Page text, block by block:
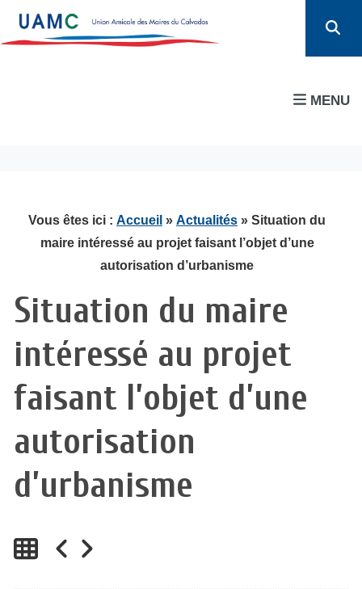
MENU
Vous êtes ici : Accueil » Actualités » Situation du
maire intéressé au projet faisant l’objet d’une
autorisation d’urbanisme
Situation du maire
intéressé au projet
faisant l’objet d’une
autorisation
d’urbanisme